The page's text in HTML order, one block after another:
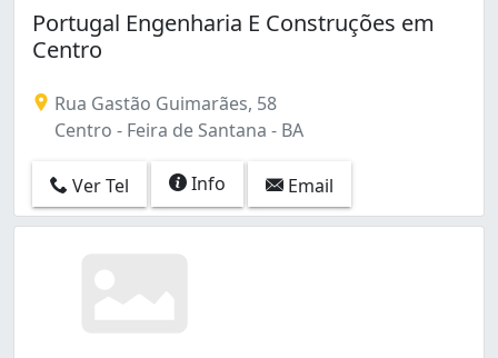
Portugal Engenharia E Construções em
Centro
Rua Gastão Guimarães, 58
Centro - Feira de Santana - BA
Ver Tel Info Email